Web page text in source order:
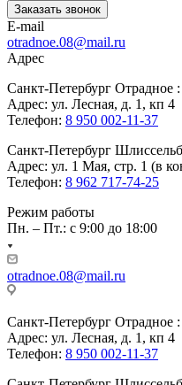
Заказать звонок
E-mail
otradnoe.08@mail.ru
Адрес
Санкт-Петербург Отрадное :
Адрес: ул. Лесная, д. 1, кп 4
Телефон: 8 950 002-11-37
Санкт-Петербург
Адрес: ул. 1 Мая, стр. 1 (в
Телефон: 8 962 717-74-25
Режим работы
Пн. – Пт.: с 9:00 до 18:00
otradnoe.08@mail.ru
Санкт-Петербург Отрадное :
Адрес: ул. Лесная, д. 1, кп 4
Телефон: 8 950 002-11-37